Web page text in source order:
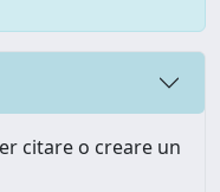
citare o creare un